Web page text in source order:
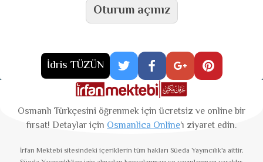
Oturum açınız
İdris TÜZÜN
Osmanlı Türkçesini öğrenmek için ücretsiz ve online bir
fırsat! Detaylar için Osmanlica Online’ı ziyaret edin.
İrfan Mektebi sitesindeki içeriklerin tüm hakları Süeda Yayıncılık'a aittir.